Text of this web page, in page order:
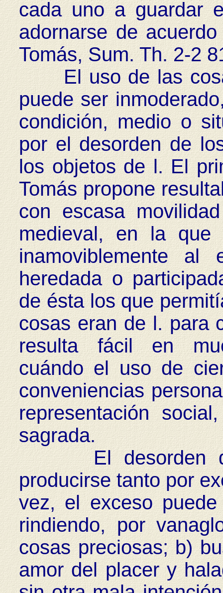
cada uno a guardar
adornarse de
Tomás, Sum. Th. 2-2
El uso de las
puede ser
condición, medio o
por el desorden de
los objetos de l. El
Tomás propone
con escasa
medieval, en la que
inamoviblemente al
heredada o
de ésta los que
cosas eran de l. para
resulta fácil en
cuándo el uso de
conveniencias
representación
sagrada.
El desorden de
producirse tanto por
vez, el exceso
rindiendo, por
cosas preciosas; b)
amor del placer y